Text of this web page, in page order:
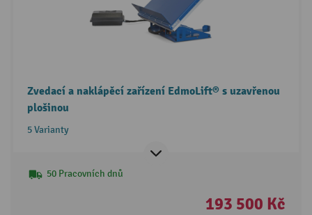
Zvedací a naklápěcí zařízení EdmoLift® s uzavřenou
plošinou
5 Varianty
50 Pracovních dnů
193 500 Kč